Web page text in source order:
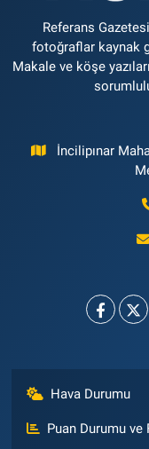
Referans
fotoğraflar kaynak
Makale ve köşe
İncilipınar
Hava Durumu
Puan Durumu ve